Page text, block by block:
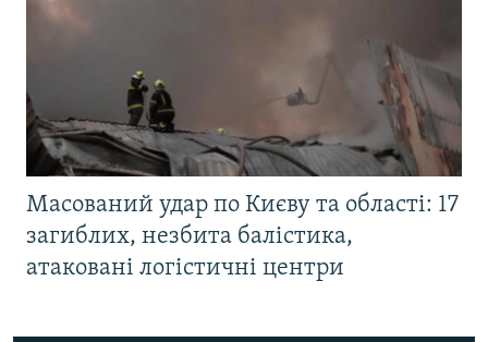
Масований удар по Києву та області: 17
загиблих, незбита балістика,
атаковані логістичні центри